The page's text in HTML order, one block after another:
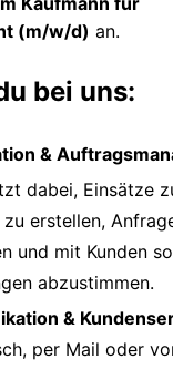
(m/w/d) an.
bei uns:
&
dabei, Einsätze
erstellen,
und mit Kunden
abzustimmen.
&
per Mail oder